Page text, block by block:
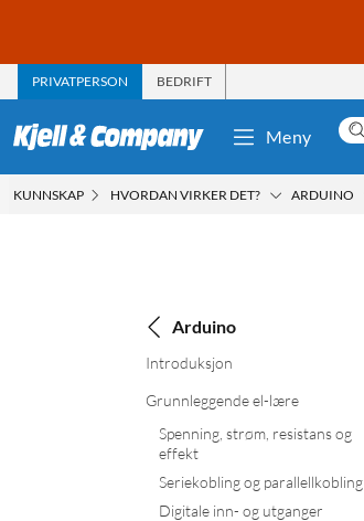
PRIVATPERSON BEDRIFT
Meny
KUNNSKAP HVORDAN VIRKER DET? ARDUINO
Arduino
Introduksjon
Grunnleggende el-lære
Spenning, strøm, resistans og
effekt
Seriekobling og parallellkobling
Digitale inn- og utganger